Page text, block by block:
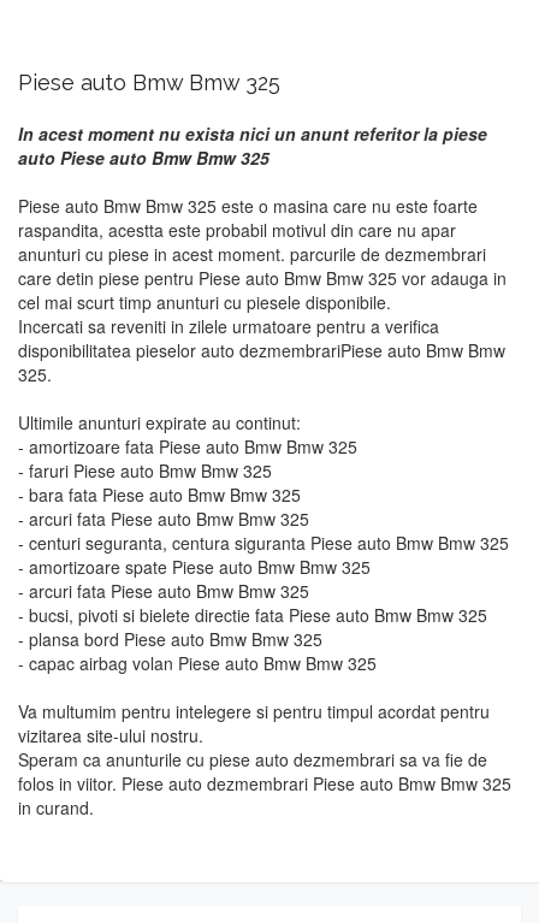
Piese auto Bmw Bmw 325
In acest moment nu exista nici un anunt referitor la piese
auto Piese auto Bmw Bmw 325
Piese auto Bmw Bmw 325 este o masina care nu este foarte
raspandita, acestta este probabil motivul din care nu apar
anunturi cu piese in acest moment. parcurile de dezmembrari
care detin piese pentru Piese auto Bmw Bmw 325 vor adauga in
cel mai scurt timp anunturi cu piesele disponibile.
Incercati sa reveniti in zilele urmatoare pentru a verifica
disponibilitatea pieselor auto dezmembrariPiese auto Bmw Bmw
325.
Ultimile anunturi expirate au continut:
- amortizoare fata Piese auto Bmw Bmw 325
- faruri Piese auto Bmw Bmw 325
- bara fata Piese auto Bmw Bmw 325
- arcuri fata Piese auto Bmw Bmw 325
- centuri seguranta, centura siguranta Piese auto Bmw Bmw 325
- amortizoare spate Piese auto Bmw Bmw 325
- arcuri fata Piese auto Bmw Bmw 325
- bucsi, pivoti si bielete directie fata Piese auto Bmw Bmw 325
- plansa bord Piese auto Bmw Bmw 325
- capac airbag volan Piese auto Bmw Bmw 325
Va multumim pentru intelegere si pentru timpul acordat pentru
vizitarea site-ului nostru.
Speram ca anunturile cu piese auto dezmembrari sa va fie de
folos in viitor. Piese auto dezmembrari Piese auto Bmw Bmw 325
in curand.